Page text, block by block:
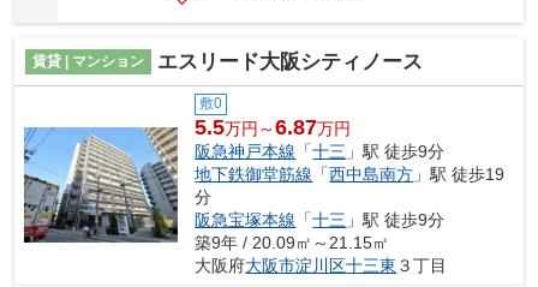
賃貸 | マンション エスリード大阪シティノース
敷0
5.5万円～6.87万円
阪急神戸本線 「十三 」駅 徒歩9分
地下鉄御堂筋線 「西中島南方 」駅 徒歩19
分
阪急宝塚本線 「十三 」駅 徒歩9分
築9年 / 20.09㎡～21.15㎡
大阪府大阪市淀川区十三東 ３丁目